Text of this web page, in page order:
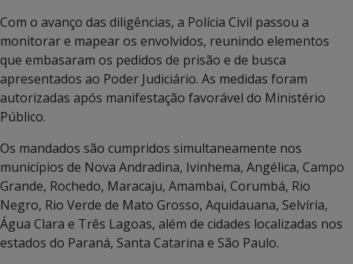
Com o avanço das diligências, a Polícia Civil passou a
monitorar e mapear os envolvidos, reunindo elementos
que embasaram os pedidos de prisão e de busca
apresentados ao Poder Judiciário. As medidas foram
autorizadas após manifestação favorável do Ministério
Público.
Os mandados são cumpridos simultaneamente nos
municípios de Nova Andradina, Ivinhema, Angélica, Campo
Grande, Rochedo, Maracaju, Amambai, Corumbá, Rio
Negro, Rio Verde de Mato Grosso, Aquidauana, Selvíria,
Água Clara e Três Lagoas, além de cidades localizadas nos
estados do Paraná, Santa Catarina e São Paulo.